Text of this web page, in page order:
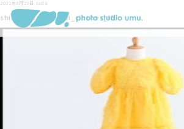
2021年8月27日 tada
shichigosan_seven_clothes_f03